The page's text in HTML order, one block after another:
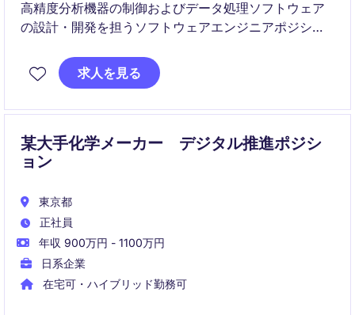
高精度分析機器の制御およびデータ処理ソフトウェア
の設計・開発を担うソフトウェアエンジニアポジショ
理系バックグラウンドを活かし、製品の性能向上や新
求人を見る
某大手化学メーカー デジタル推進ポジシ
ョン
東京都
正社員
年収 900万円 - 1100万円
日系企業
在宅可・ハイブリッド勤務可